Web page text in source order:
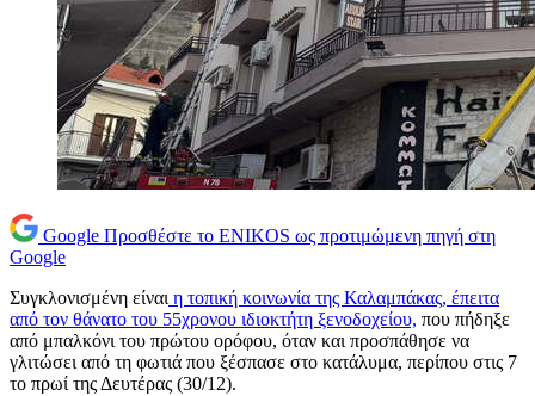
Google Προσθέστε το ENIKOS ως προτιμώμενη πηγή στη
Google
Συγκλονισμένη είναι η τοπική κοινωνία της Καλαμπάκας, έπειτα
από τον θάνατο του 55χρονου ιδιοκτήτη ξενοδοχείου, που πήδηξε
από μπαλκόνι του πρώτου ορόφου, όταν και προσπάθησε να
γλιτώσει από τη φωτιά που ξέσπασε στο κατάλυμα, περίπου στις 7
το πρωί της Δευτέρας (30/12).